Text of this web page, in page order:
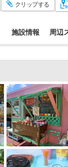
クリップする
施設情報 周辺